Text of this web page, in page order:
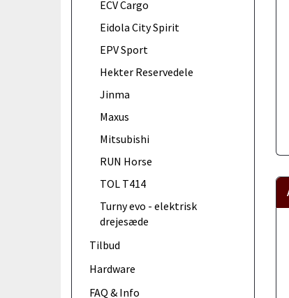
ECV Cargo
Eidola City Spirit
EPV Sport
Hekter Reservedele
Jinma
Maxus
Mitsubishi
RUN Horse
TOL T414
Turny evo - elektrisk
drejesæde
Tilbud
Hardware
FAQ & Info